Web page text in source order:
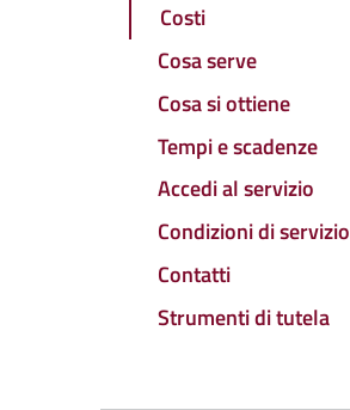
Costi
Cosa serve
Cosa si ottiene
Tempi e scadenze
Accedi al servizio
Condizioni di servizio
Contatti
Strumenti di tutela